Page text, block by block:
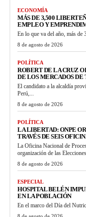
ECONOMÍA
MÁS DE 3,500
EMPLEO Y
En lo que va del año, más de
8 de agosto de 2026
POLÍTICA
ROBERT DE LA CRUZ
DE LOS MERCADOS
El candidato a la alcaldía
Perú,...
8 de agosto de 2026
POLÍTICA
LA LIBERTAD: ONPE
TRAVÉS DE SEIS
La Oficina Nacional de
organización de las
8 de agosto de 2026
ESPECIAL
HOSPITAL BELÉN
EN LA POBLACIÓN
En el marco del Día del